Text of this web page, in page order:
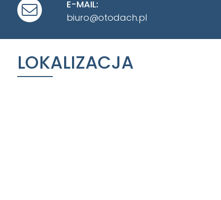
E-MAIL:
biuro@otodach.pl
LOKALIZACJA